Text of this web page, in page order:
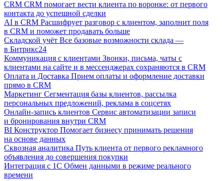
CRM CRM помогает вести клиента по воронке: от первого
контакта до успешной сделки
AI в CRM Расшифрует разговор с клиентом, заполнит поля
в CRM и поможет продавать больше
Складской учёт Все базовые возможности склада —
в Битрикс24
Коммуникация с клиентами Звонки, письма, чаты с
клиентами на сайте и в мессенджерах сохраняются в CRM
Оплата и Доставка Прием оплаты и оформление доставки
прямо в CRM
Маркетинг Сегментация базы клиентов, рассылка
персональных предложений, реклама в соцсетях
Онлайн-запись клиентов Сервис автоматизации записи
и бронирования внутри CRM
BI Конструктор Помогает бизнесу принимать решения
на основе данных
Сквозная аналитика Путь клиента от первого рекламного
объявления до совершения покупки
Интеграция с 1С Обмен данными в режиме реального
времени